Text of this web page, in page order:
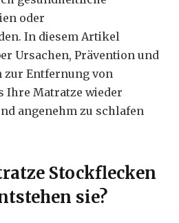
oder
In diesem Artikel
Ursachen, Prävention und
zur Entfernung von
Ihre Matratze wieder
angenehm zu schlafen
Stockflecken
sie?